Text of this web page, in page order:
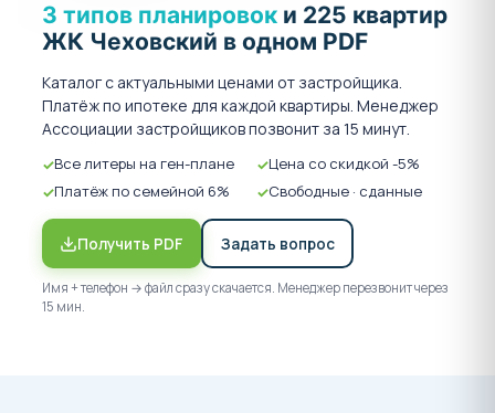
3 типов планировок и 225 квартир
ЖК Чеховский в одном PDF
Каталог с актуальными ценами от застройщика.
Платёж по ипотеке для каждой квартиры. Менеджер
Ассоциации застройщиков позвонит за 15 минут.
Все литеры на ген-плане
Цена со скидкой -5%
Платёж по семейной 6%
Свободные · сданные
Получить PDF Задать вопрос
Имя + телефон → файл сразу скачается. Менеджер перезвонит через
15 мин.